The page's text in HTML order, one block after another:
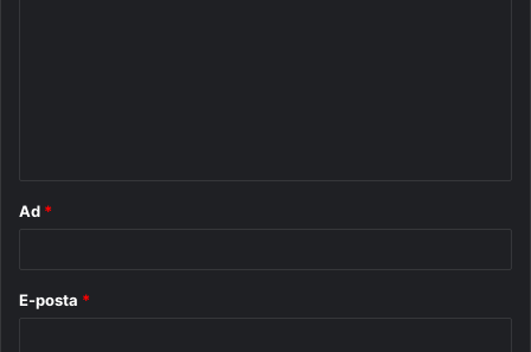
Ad *
E-posta *